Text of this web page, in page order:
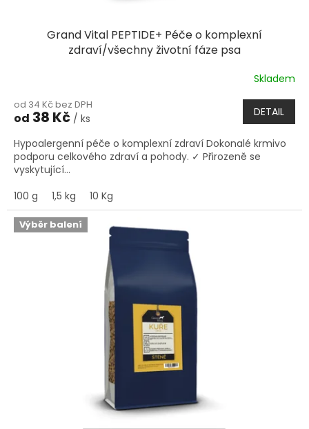
Grand Vital PEPTIDE+ Péče o komplexní
zdraví/všechny životní fáze psa
Skladem
od 34 Kč bez DPH
od 38 Kč / ks DETAIL
Hypoalergenní péče o komplexní zdraví Dokonalé krmivo
podporu celkového zdraví a pohody. ✓ Přirozeně se
vyskytující...
100 g
1,5 kg 10 Kg
Výběr balení